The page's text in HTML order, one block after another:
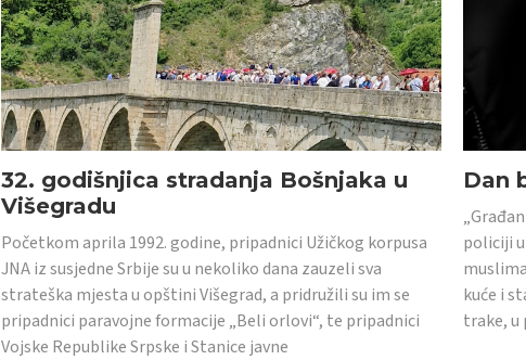
32. godišnjica stradanja Bošnjaka u
Višegradu
Početkom aprila 1992. godine, pripadnici Užičkog korpusa
JNA iz susjedne Srbije su u nekoliko dana zauzeli sva
strateška mjesta u opštini Višegrad, a pridružili su im se
pripadnici paravojne formacije „Beli orlovi“, te pripadnici
Vojske Republike Srpske i Stanice javne
Dan
policiji
kuće i
trake, u